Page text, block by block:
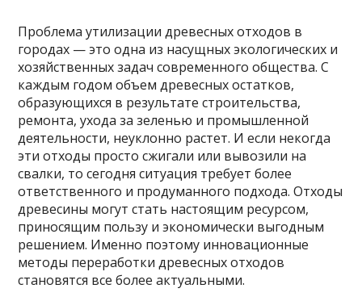
Проблема утилизации древесных отходов в
городах — это одна из насущных экологических и
хозяйственных задач современного общества. С
каждым годом объем древесных остатков,
образующихся в результате строительства,
ремонта, ухода за зеленью и промышленной
деятельности, неуклонно растет. И если некогда
эти отходы просто сжигали или вывозили на
свалки, то сегодня ситуация требует более
ответственного и продуманного подхода. Отходы
древесины могут стать настоящим ресурсом,
приносящим пользу и экономически выгодным
решением. Именно поэтому инновационные
методы переработки древесных отходов
становятся все более актуальными.